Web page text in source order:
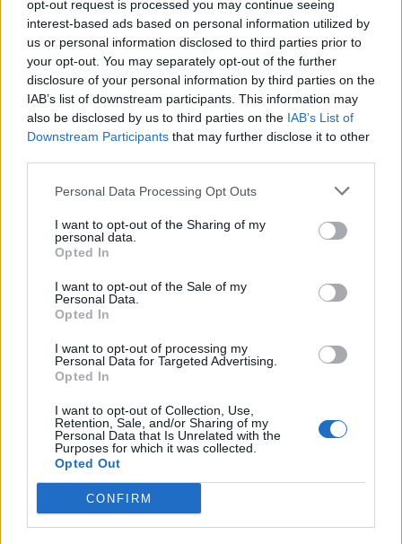
opt-out request is processed you may continue seeing
interest-based ads based on personal information utilized by
us or personal information disclosed to third parties prior to
your opt-out. You may separately opt-out of the further
disclosure of your personal information by third parties on the
IAB’s list of downstream participants. This information may
also be disclosed by us to third parties on the IAB’s List of
Downstream Participants that may further disclose it to other
Personal Data Processing Opt Outs
I want to opt-out of the Sharing of my
personal data.
Opted In
I want to opt-out of the Sale of my
Personal Data.
Opted In
I want to opt-out of processing my
Personal Data for Targeted Advertising.
Opted In
I want to opt-out of Collection, Use,
Retention, Sale, and/or Sharing of my
Personal Data that Is Unrelated with the
Purposes for which it was collected.
Opted Out
CONFIRM
HS Team
Δείτε Ακόμη
έναν επισκέπτη
27 Φεβρουαρίου 2026
Τατουάζ: Μπορεί να επηρεάσει μετά από
καιρό τα μάτια και την...